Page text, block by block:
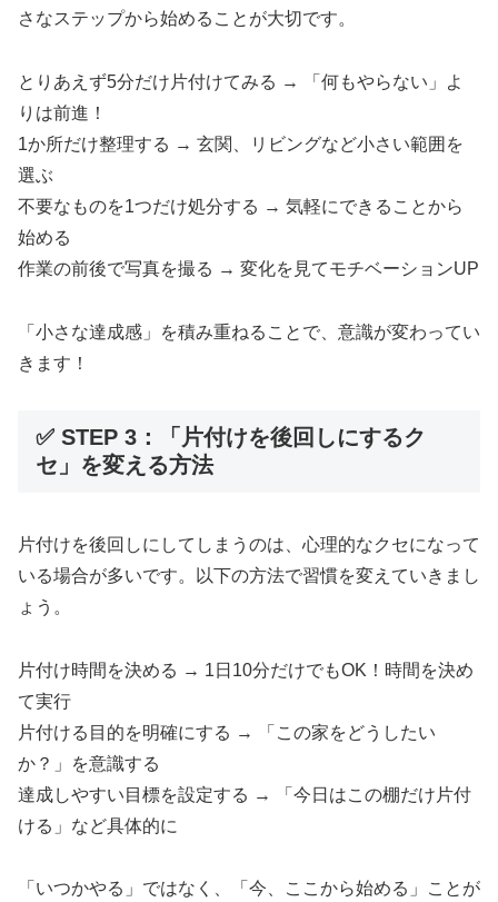
さなステップから始めることが大切です。
とりあえず5分だけ片付けてみる → 「何もやらない」よ
りは前進！
1か所だけ整理する → 玄関、リビングなど小さい範囲を
選ぶ
不要なものを1つだけ処分する → 気軽にできることから
始める
作業の前後で写真を撮る → 変化を見てモチベーションUP
「小さな達成感」を積み重ねることで、意識が変わってい
きます！
✅ STEP 3：「片付けを後回しにするク
セ」を変える方法
片付けを後回しにしてしまうのは、心理的なクセになって
いる場合が多いです。以下の方法で習慣を変えていきまし
ょう。
片付け時間を決める → 1日10分だけでもOK！時間を決め
て実行
片付ける目的を明確にする → 「この家をどうしたい
か？」を意識する
達成しやすい目標を設定する → 「今日はこの棚だけ片付
ける」など具体的に
「いつかやる」ではなく、「今、ここから始める」ことが